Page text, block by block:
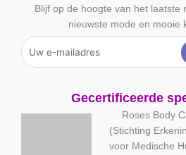
Blijf op de hoogte van het laatste
nieuwste mode en mooie
Gecertificeerde
Roses Body
(Stichting
voor Medische